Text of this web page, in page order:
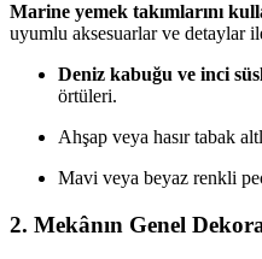
Marine yemek takımlarını
uyumlu aksesuarlar ve detaylar
Deniz kabuğu ve inci
örtüleri.
Ahşap veya hasır tabak
Mavi veya beyaz renkli
2. Mekânın Genel